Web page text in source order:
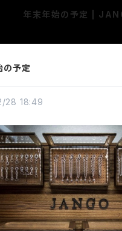
年末年始の予定 |
の予定
28 18:49